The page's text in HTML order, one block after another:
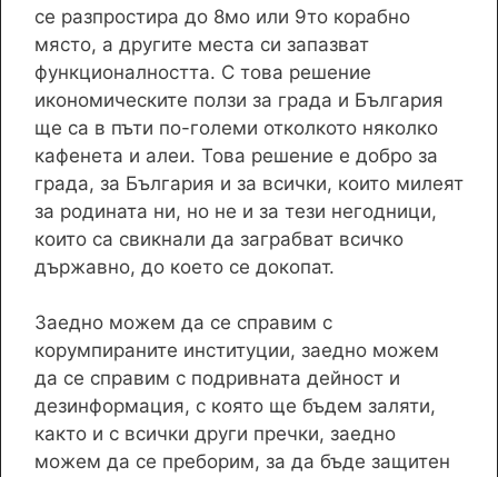
се разпростира до 8мо или 9то корабно
място, а другите места си запазват
функционалността. С това решение
икономическите ползи за града и България
ще са в пъти по-големи отколкото няколко
кафенета и алеи. Това решение е добро за
града, за България и за всички, които милеят
за родината ни, но не и за тези негодници,
които са свикнали да заграбват всичко
държавно, до което се докопат.
Заедно можем да се справим с
корумпираните институции, заедно можем
да се справим с подривната дейност и
дезинформация, с която ще бъдем заляти,
както и с всички други пречки, заедно
можем да се преборим, за да бъде защитен